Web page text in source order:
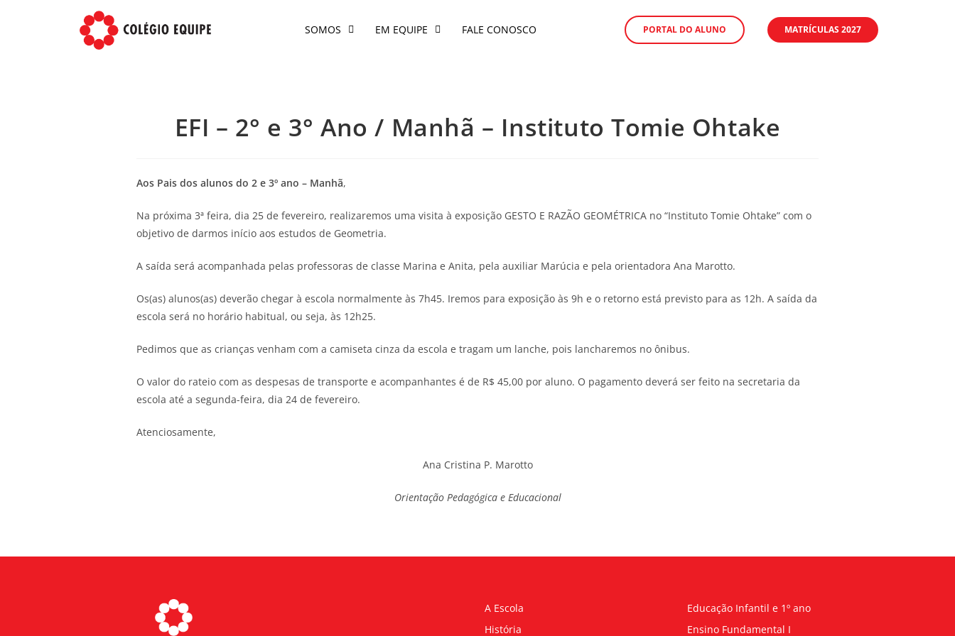
SOMOS EM EQUIPE FALE CONOSCO PORTAL DO ALUNO MATRÍCULAS 2027
EFI – 2° e 3° Ano / Manhã – Instituto Tomie Ohtake
Aos Pais dos alunos do 2 e 3º ano – Manhã,
Na próxima 3ª feira, dia 25 de fevereiro, realizaremos uma visita à exposição GESTO E RAZÃO GEOMÉTRICA no “Instituto Tomie Ohtake” com o
objetivo de darmos início aos estudos de Geometria.
A saída será acompanhada pelas professoras de classe Marina e Anita, pela auxiliar Marúcia e pela orientadora Ana Marotto.
Os(as) alunos(as) deverão chegar à escola normalmente às 7h45. Iremos para exposição às 9h e o retorno está previsto para as 12h. A saída da
escola será no horário habitual, ou seja, às 12h25.
Pedimos que as crianças venham com a camiseta cinza da escola e tragam um lanche, pois lancharemos no ônibus.
O valor do rateio com as despesas de transporte e acompanhantes é de R$ 45,00 por aluno. O pagamento deverá ser feito na secretaria da
escola até a segunda-feira, dia 24 de fevereiro.
Atenciosamente,
Ana Cristina P. Marotto
Orientação Pedagógica e Educacional
A Escola
História
Educação Infantil e 1º ano
Ensino Fundamental I